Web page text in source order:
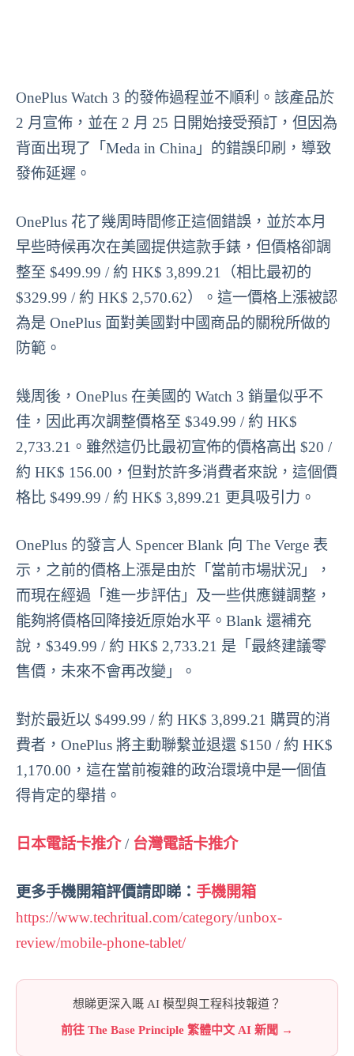
OnePlus Watch 3 的發佈過程並不順利。該產品於
2 月宣佈，並在 2 月 25 日開始接受預訂，但因為
背面出現了「Meda in China」的錯誤印刷，導致
發佈延遲。
OnePlus 花了幾周時間修正這個錯誤，並於本月
早些時候再次在美國提供這款手錶，但價格卻調
整至 $499.99 / 約 HK$ 3,899.21（相比最初的
$329.99 / 約 HK$ 2,570.62）。這一價格上漲被認
為是 OnePlus 面對美國對中國商品的關稅所做的
防範。
幾周後，OnePlus 在美國的 Watch 3 銷量似乎不
佳，因此再次調整價格至 $349.99 / 約 HK$
2,733.21。雖然這仍比最初宣佈的價格高出 $20 /
約 HK$ 156.00，但對於許多消費者來說，這個價
格比 $499.99 / 約 HK$ 3,899.21 更具吸引力。
OnePlus 的發言人 Spencer Blank 向 The Verge 表
示，之前的價格上漲是由於「當前市場狀況」，
而現在經過「進一步評估」及一些供應鏈調整，
能夠將價格回降接近原始水平。Blank 還補充
說，$349.99 / 約 HK$ 2,733.21 是「最終建議零
售價，未來不會再改變」。
對於最近以 $499.99 / 約 HK$ 3,899.21 購買的消
費者，OnePlus 將主動聯繫並退還 $150 / 約 HK$
1,170.00，這在當前複雜的政治環境中是一個值
得肯定的舉措。
日本電話卡推介/ 台灣電話卡推介
更多手機開箱評價請即睇： 手機開箱
https://www.techritual.com/category/unbox-
review/mobile-phone-tablet/
想睇更深入嘅 AI 模型與工程科技報道？
前往 The Base Principle 繁體中文 AI 新聞 →